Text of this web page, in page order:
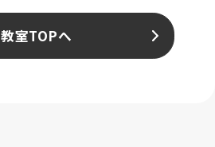
教室TOPへ